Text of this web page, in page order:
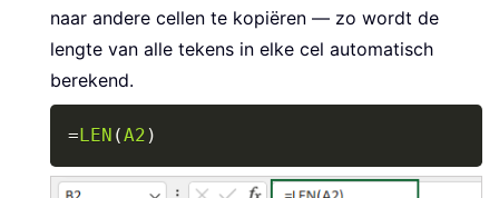
naar andere cellen te kopiëren — zo wordt de
lengte van alle tekens in elke cel automatisch
berekend.
=LEN (A2 )